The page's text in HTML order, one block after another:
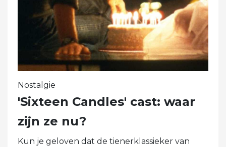
Nostalgie
'Sixteen Candles' cast: waar
zijn ze nu?
Kun je geloven dat de tienerklassieker van